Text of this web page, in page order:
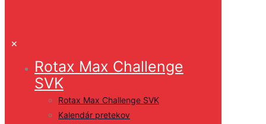
✕
Rotax Max Challenge
SVK
Rotax Max Challenge SVK
Kalendár pretekov